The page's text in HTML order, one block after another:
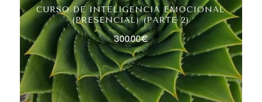
CURSO DE INTELIGENCIA EMOCIONAL
(PRESENCIAL) (PARTE 2)
300.00€